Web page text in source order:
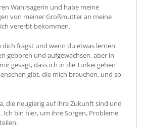
Wahrsagerin und habe meine
von meiner Großmutter an meine
vererbt bekommen.
fragst und wenn du etwas lernen
geboren und aufgewachsen, aber in
gesagt, dass ich in die Türkei gehen
gibt, die mich brauchen, und so
die neugierig auf ihre Zukunft sind und
Ich bin hier, um ihre Sorgen, Probleme